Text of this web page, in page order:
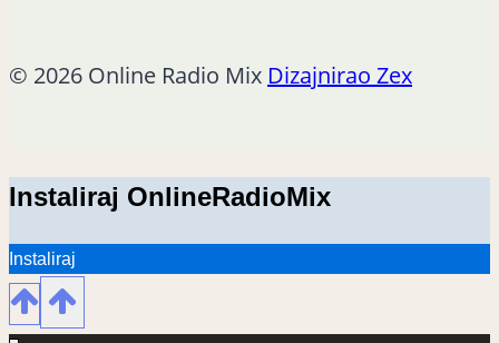
© 2026 Online Radio Mix Dizajnirao Zex
Instaliraj OnlineRadioMix
Instaliraj